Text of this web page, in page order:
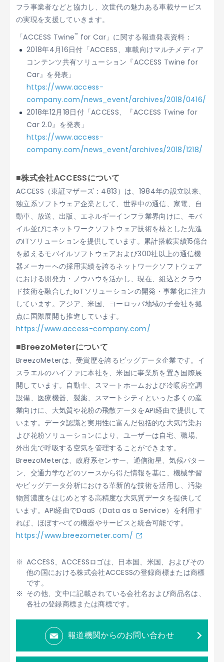
フラ事業者などと協力し、次世代の魅力ある車載サービス
の実現を支援していきます。
「ACCESS Twine™ for Car」に関する報道発表資料：
2018年4月16日付「ACCESS、車載向けマルチメディア
コンテンツ共有ソリューション『ACCESS Twine for
Car』を発表」
https://www.access-
company.com/news_event/archives/2018/0416/
2018年12月18日付「ACCESS、『ACCESS Twine for
Car 2.0』を発表」
https://www.access-
company.com/news_event/archives/2018/1218/
■株式会社ACCESSについて
ACCESS（東証マザーズ：4813）は、1984年の設立以来、
独立系ソフトウェア企業として、世界中の通信、家電、自
動車、放送、出版、エネルギーインフラ業界向けに、モバ
イル並びにネットワークソフトウェア技術を核とした先進
のITソリューションを提供しています。累計搭載実績15億台
を超えるモバイルソフトウェアおよび300社以上の通信機
器メーカーへの採用実績を誇るネットワークソフトウェア
における開発力・ノウハウを活かし、現在、組込とクラウ
ド技術を融合したIoTソリューションの開発・事業化に注力
しています。アジア、米国、ヨーロッパ地域の子会社を拠
点に国際展開も推進しています。
https://www.access-company.com/
■BreezoMeterについて
BreezoMeterは、受賞歴を誇るビッグデータ企業です。イ
スラエルのハイファに本社を、米国に事業所を置き国際展
開しています。自動車、スマートホームおよび冷暖房空調
設備、医療機器、製薬、スマートシティといった多くの産
業向けに、大気質や花粉の飛散データをAPI経由で提供して
います。データ認識と実用性に富んだ包括的な大気汚染お
よび花粉ソリューションにより、ユーザーは自宅、職場、
外出先で呼吸する空気を管理することができます。
BreezoMeterは、政府系センサー、通信衛星、気候パター
ン、交通力学などのソースから得た情報を基に、機械学習
やビッグデータ分析における革新的な技術を活用し、汚染
物質濃度をはじめとする高精度な大気質データを提供して
います。API経由でDaaS（Data as a Service）を利用す
れば、ほぼすべての機器やサービスと統合可能です。
https://www.breezometer.com/
ACCESS、ACCESSロゴは、日本国、米国、およびその
他の国における株式会社ACCESSの登録商標または商標
です。
その他、文中に記載されている会社名および商品名は、
各社の登録商標または商標です。
報道機関からのお問い合わせ